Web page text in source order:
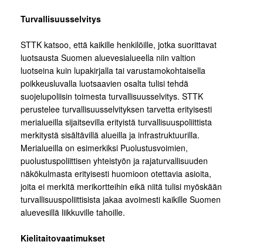
Turvallisuusselvitys
STTK katsoo, että kaikille henkilöille, jotka suorittavat
luotsausta Suomen aluevesialueella niin valtion
luotseina kuin lupakirjalla tai varustamokohtaisella
poikkeusluvalla luotsaavien osalta tulisi tehdä
suojelupoliisin toimesta turvallisuusselvitys. STTK
perustelee turvallisuusselvityksen tarvetta erityisesti
merialueilla sijaitsevilla erityistä turvallisuuspoliittista
merkitystä sisältävillä alueilla ja infrastruktuurilla.
Merialueilla on esimerkiksi Puolustusvoimien,
puolustuspoliittisen yhteistyön ja rajaturvallisuuden
näkökulmasta erityisesti huomioon otettavia asioita,
joita ei merkitä merikortteihin eikä niitä tulisi myöskään
turvallisuuspoliittisista jakaa avoimesti kaikille Suomen
aluevesillä liikkuville tahoille.
Kielitaitovaatimukset